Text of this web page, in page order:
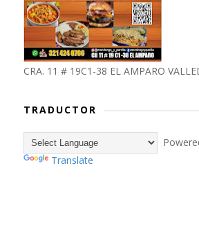
CRA. 11 # 19C1-38 EL AMPARO
TRADUCTOR
Translate